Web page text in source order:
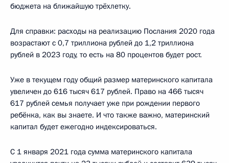
бюджета на ближайшую трёхлетку.
Для справки: расходы на реализацию Послания 2020 года
возрастают с 0,7 триллиона рублей до 1,2 триллиона
рублей в 2023 году, то есть на 80 процентов будет рост.
Уже в текущем году общий размер материнского капитала
увеличен до 616 тысяч 617 рублей. Право на 466 тысяч
617 рублей семья получает уже при рождении первого
ребёнка, как вы знаете. И что также важно, материнский
капитал будет ежегодно индексироваться.
С 1 января 2021 года сумма материнского капитала